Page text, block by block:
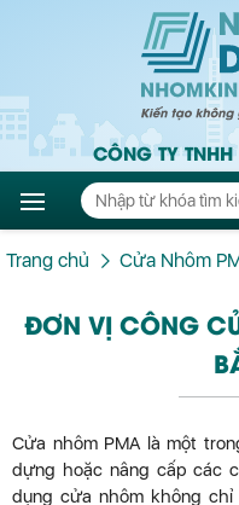
CÔNG TY
Trang chủ Cửa Nhôm
ĐƠN VỊ CÔNG
Cửa nhôm PMA là một
dựng hoặc nâng cấp các
dụng cửa nhôm không